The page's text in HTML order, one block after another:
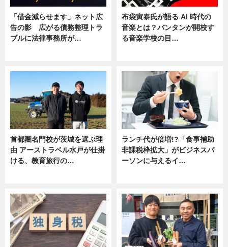
「借金減らせます」ネット広
告の影 広がる債務整理トラ
ブルに法律事務所が…
布袋寅泰氏が語る AI 時代の
音楽とは？バンタンが開校す
る音楽学校の目…
首都圏名門校が茨城を選ぶ理
由 アーストラベル水戸が仕掛
ける、教育旅行の…
ランチ代が倍増!?「食事補助
非課税枠拡大」がビジネスパ
ーソンに与えるイ…